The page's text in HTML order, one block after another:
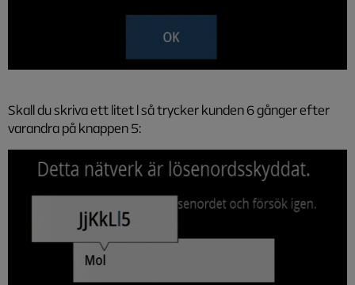
Skall du skriva ett litet l så trycker kunden 6 gånger efter
varandra på knappen 5: